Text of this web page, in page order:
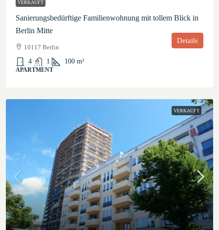
VERKAUFT
Sanierungsbedürftige Familienwohnung mit tollem Blick in
Berlin Mitte
10117 Berlin
4
1 100 m²
APARTMENT
Details
VERKAUFT